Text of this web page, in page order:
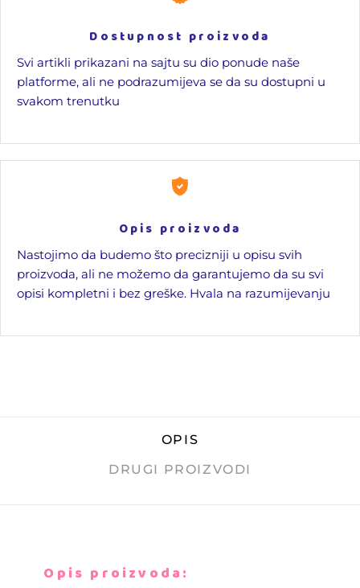
Dostupnost proizvoda
Svi artikli prikazani na sajtu su dio ponude naše
platforme, ali ne podrazumijeva se da su dostupni u
svakom trenutku
Opis proizvoda
Nastojimo da budemo što precizniji u opisu svih
proizvoda, ali ne možemo da garantujemo da su svi
opisi kompletni i bez greške. Hvala na razumijevanju
OPIS
DRUGI PROIZVODI
Opis proizvoda: